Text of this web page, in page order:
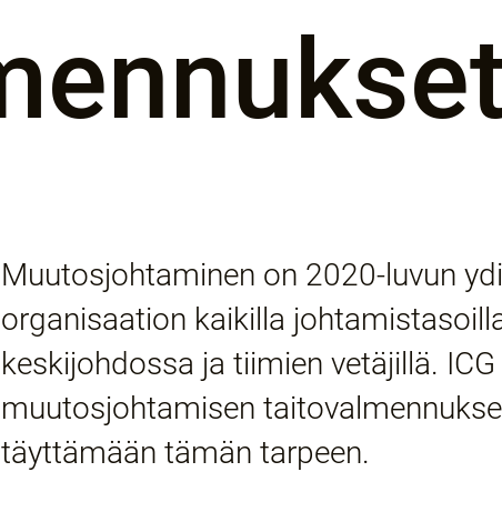
Muutosjohtaminen on 2020-luvun
organisaation kaikilla
keskijohdossa ja tiimien vetäjillä.
muutosjohtamisen
täyttämään tämän tarpeen.